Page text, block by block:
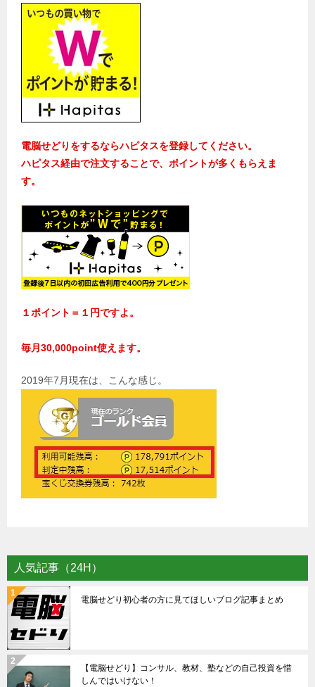
電脳せどりをするならハピタスを登録してください。
ハピタス経由で注文することで、ポイントが多くもらえま
す。
１ポイント＝１円ですよ。
毎月30,000point使えます。
2019年7月現在は、こんな感じ。
人気記事（24H）
電脳せどり初心者の方に見てほしいブログ記事まとめ
【電脳せどり】コンサル、教材、塾などの自己投資を惜
しんではいけない！